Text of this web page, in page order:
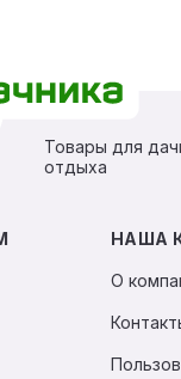
Товары для
отдыха
НАША
О